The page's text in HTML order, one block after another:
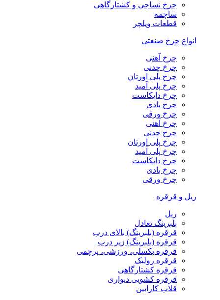
چرخ نساجی و کشتارگاهی
ساچمه
قطعات ویلچر
انواع چرخ صنعتی
چرخ آهنی
چرخ چدنی
چرخ پلی اورتان
چرخ پلی آمید
چرخ دایکاست
چرخ بادی
چرخ ورقی
چرخ آهنی
چرخ چدنی
چرخ پلی اورتان
چرخ پلی آمید
چرخ دایکاست
چرخ بادی
چرخ ورقی
ریل و قرقره
ریل
بلبرینگ تعادل
قرقره (بلبرینگ) بالای درب
قرقره (بلبرینگ) زیر درب
قرقره بکسلی، ورزشی، پرچمی
قرقره رولیک
قرقره کشتارگاهی
قرقره کشویی دیواری
قلاب کارابین